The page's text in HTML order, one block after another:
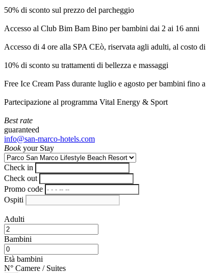
50% di sconto sul prezzo del parcheggio
Accesso al Club Bim Bam Bino per bambini dai 2 ai 16 anni
Accesso di 4 ore alla SPA CEò, riservata agli adulti, al costo
10% di sconto su trattamenti di bellezza e massaggi
Free Ice Cream Pass durante luglio e agosto per bambini fino
Partecipazione al programma Vital Energy & Sport
Best rate
guaranteed
info@san-marco-hotels.com
Bookyour Stay
Check in
Check out
Promo code
Ospiti
Adulti
Bambini
Età bambini
N° Camere / Suites